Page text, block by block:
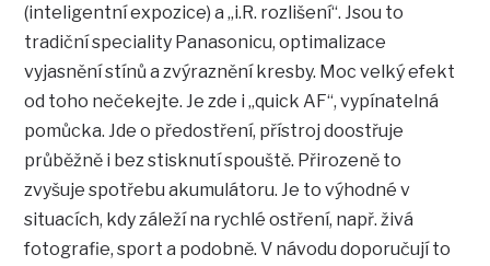
(inteligentní expozice) a „i.R. rozlišení“. Jsou to
tradiční speciality Panasonicu, optimalizace
vyjasnění stínů a zvýraznění kresby. Moc velký efekt
od toho nečekejte. Je zde i „quick AF“, vypínatelná
pomůcka. Jde o předostření, přístroj doostřuje
průběžně i bez stisknutí spouště. Přirozeně to
zvyšuje spotřebu akumulátoru. Je to výhodné v
situacích, kdy záleží na rychlé ostření, např. živá
fotografie, sport a podobně. V návodu doporučují to